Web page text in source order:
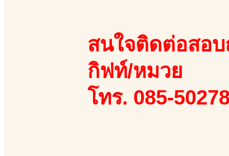
สนใจติดต่อสอบ
กิฟท์/หมวย
โทร. 085-